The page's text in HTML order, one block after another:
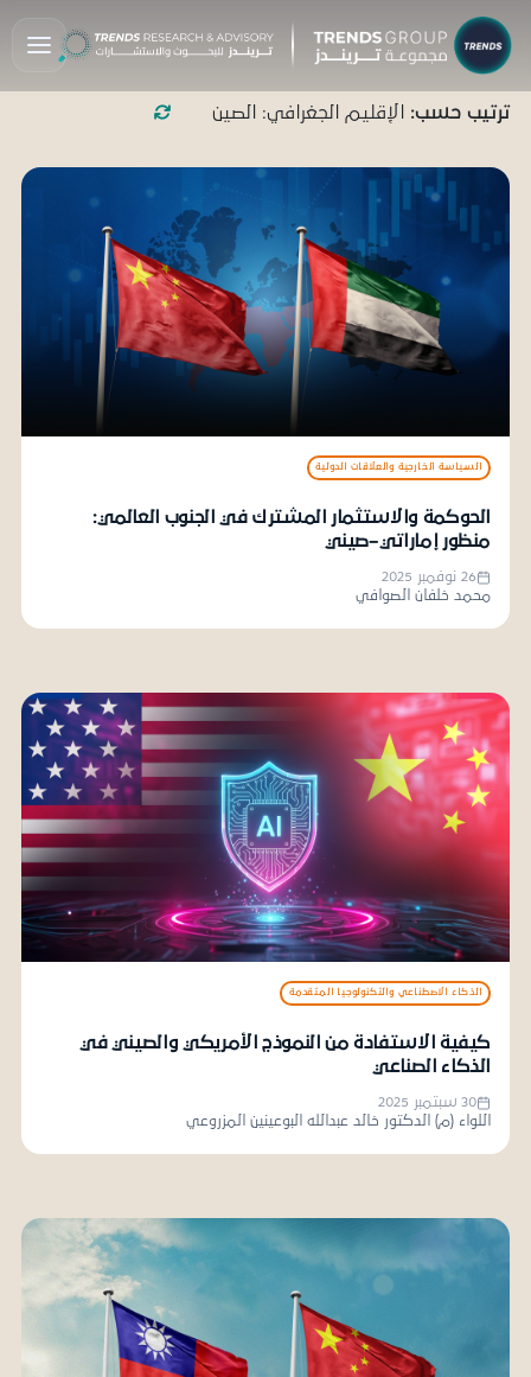
ترتيب حسب: الإقليم الجغرافي: الصين
السياسة الخارجية والعلاقات الدولية
الحوكمة والاستثمار المشترك في الجنوب العالمي:
منظور إماراتي–صيني
26 نوفمبر 2025
محمد خلفان الصوافي
الذكاء الاصطناعي والتكنولوجيا المتقدمة
كيفية الاستفادة من النموذج الأمريكي والصيني في
الذكاء الصناعي
30 سبتمبر 2025
اللواء (م) الدكتور خالد عبدالله البوعينين المزروعي